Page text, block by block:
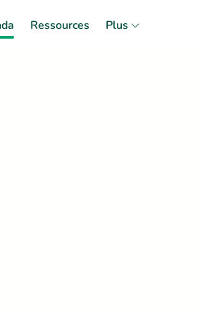
Ressources Plus